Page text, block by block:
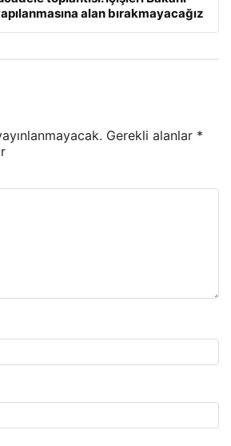
alan bırakmayacağız
Gerekli alanlar *